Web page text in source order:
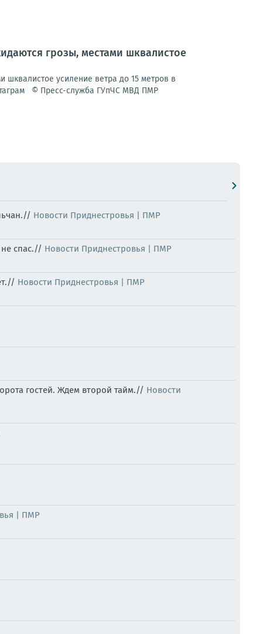
грозы, местами шквалистое
усиление ветра до 15 метров в
© Пресс-служба ГУпЧС МВД ПМР
Новости Приднестровья | ПМР
спас.// Новости Приднестровья | ПМР
Новости Приднестровья | ПМР
гостей. Ждем второй тайм.// Новости
| ПМР